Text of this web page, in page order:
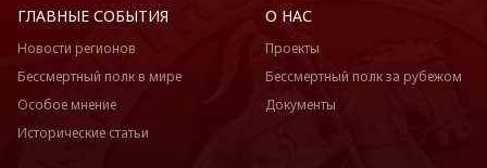
ГЛАВНЫЕ СОБЫТИЯ
Новости регионов
Бессмертный полк в мире
Особое мнение
Исторические статьи
О НАС
Проекты
Бессмертный полк за рубежом
Документы